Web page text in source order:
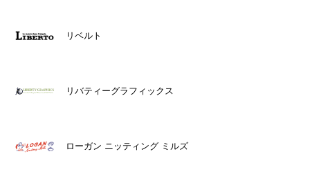
リベルト
リバティーグラフィックス
ローガン ニッティング ミルズ